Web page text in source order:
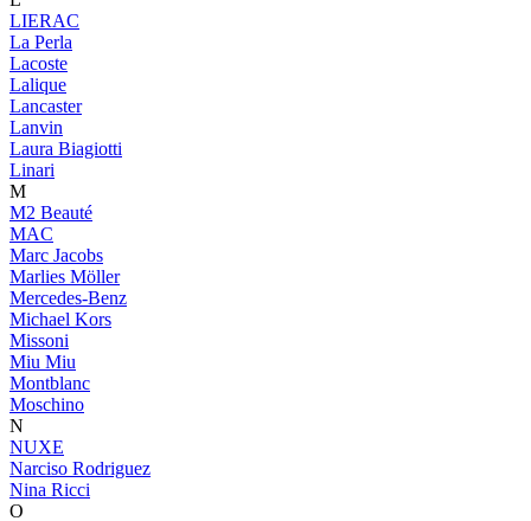
LIERAC
La Perla
Lacoste
Lalique
Lancaster
Lanvin
Laura Biagiotti
Linari
M
M2 Beauté
MAC
Marc Jacobs
Marlies Möller
Mercedes-Benz
Michael Kors
Missoni
Miu Miu
Montblanc
Moschino
N
NUXE
Narciso Rodriguez
Nina Ricci
O